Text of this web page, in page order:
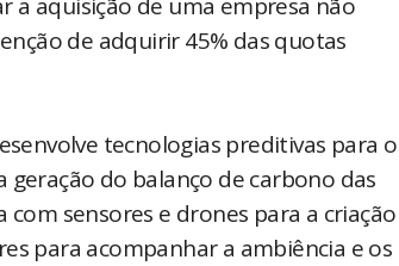
a aquisição de uma empresa não
de adquirir 45% das quotas
tecnologias preditivas para o
do balanço de carbono das
sensores e drones para a criação
para acompanhar a ambiência e os